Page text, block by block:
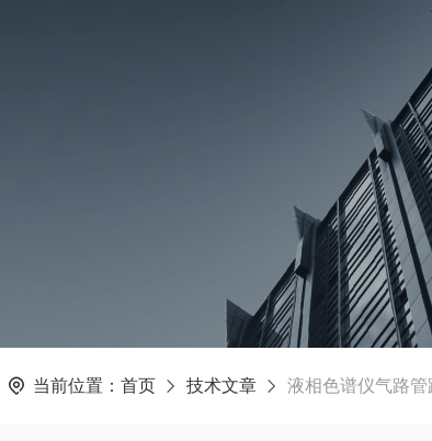
当前位置： 首页 技术文章 液相色谱仪气路